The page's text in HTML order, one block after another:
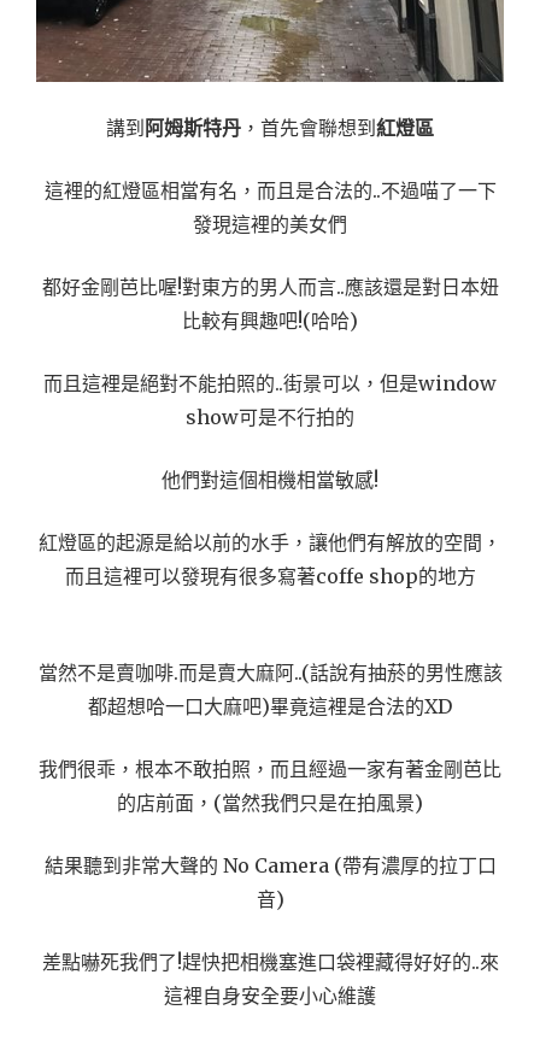
講到 阿姆斯特丹 ，首先會聯想到 紅燈區
這裡的紅燈區相當有名，而且是合法的..不過喵了一下
發現這裡的美女們
都好金剛芭比喔!對東方的男人而言..應該還是對日本妞
比較有興趣吧!(哈哈)
而且這裡是絕對不能拍照的..街景可以，但是window
show可是不行拍的
他們對這個相機相當敏感!
紅燈區的起源是給以前的水手，讓他們有解放的空間，
而且這裡可以發現有很多寫著coffe shop的地方
當然不是賣咖啡.而是賣大麻阿..(話說有抽菸的男性應該
都超想哈一口大麻吧)畢竟這裡是合法的XD
我們很乖，根本不敢拍照，而且經過一家有著金剛芭比
的店前面，(當然我們只是在拍風景)
結果聽到非常大聲的 No Camera (帶有濃厚的拉丁口
音)
差點嚇死我們了!趕快把相機塞進口袋裡藏得好好的..來
這裡自身安全要小心維護